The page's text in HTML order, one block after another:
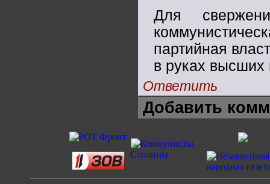
Для
партийная
в руках высших
Ответить
Добавить